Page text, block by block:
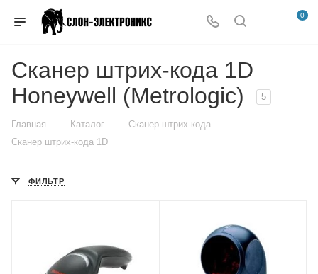
0
Сканер штрих-кода 1D
Honeywell (Metrologic)
5
Главная — Каталог — Сканер штрих-кода —
Сканер штрих-кода 1D
ФИЛЬТР